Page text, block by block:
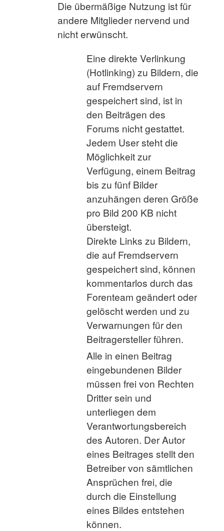
Die übermäßige Nutzung ist für
andere Mitglieder nervend und
nicht erwünscht.
Eine direkte Verlinkung
(Hotlinking) zu Bildern, die
auf Fremdservern
gespeichert sind, ist in
den Beiträgen des
Forums nicht gestattet.
Jedem User steht die
Möglichkeit zur
Verfügung, einem Beitrag
bis zu fünf Bilder
anzuhängen deren Größe
pro Bild 200 KB nicht
übersteigt.
Direkte Links zu Bildern,
die auf Fremdservern
gespeichert sind, können
kommentarlos durch das
Forenteam geändert oder
gelöscht werden und zu
Verwarnungen für den
Beitragersteller führen.
Alle in einen Beitrag
eingebundenen Bilder
müssen frei von Rechten
Dritter sein und
unterliegen dem
Verantwortungsbereich
des Autoren. Der Autor
eines Beitrages stellt den
Betreiber von sämtlichen
Ansprüchen frei, die
durch die Einstellung
eines Bildes entstehen
können.